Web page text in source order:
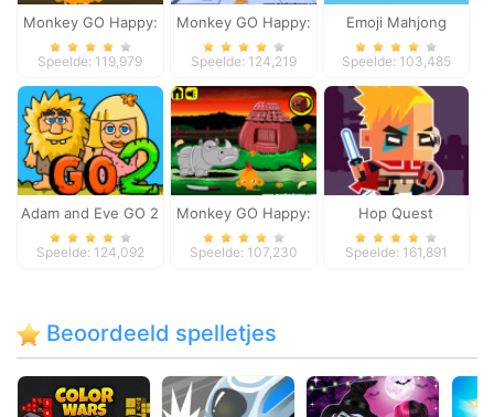
Monkey GO Happy:
Stage 4
Speelde: 119,979
Monkey GO Happy:
Stage 1
Speelde: 124,219
Emoji Mahjong
Speelde: 103,485
Adam and Eve GO 2
Speelde: 124,092
Monkey GO Happy:
Stage 3
Speelde: 107,230
Hop Quest
Speelde: 161,891
Beoordeeld spelletjes